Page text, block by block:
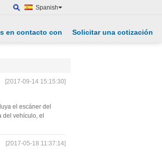
Spanish
en contacto con Solicitar una cotización
[2017-09-14 15:15:30]
el escáner del
vehículo, el
[2017-05-18 11:37:14]